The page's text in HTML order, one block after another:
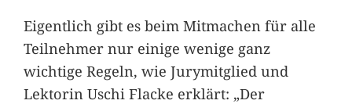
Eigentlich gibt es beim Mitmachen für alle
Teilnehmer nur einige wenige ganz
wichtige Regeln, wie Jurymitglied und
Lektorin Uschi Flacke erklärt: „Der